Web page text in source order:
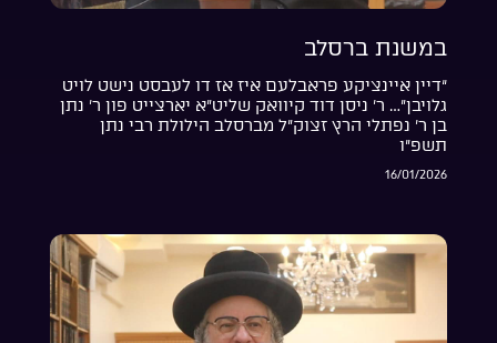
במשנת ברסלב
“דיין איינציקע פראבלעם איז אז דו לעבסט נישט לויט
גלויבן”… ר’ ניסן דוד קיוואק שליט”א יארצייט פון ר’ נתן
בן ר’ נפתלי הרץ זצוק”ל מברסלב הילולת רבי נתן
תשפ”ו
16/01/2026